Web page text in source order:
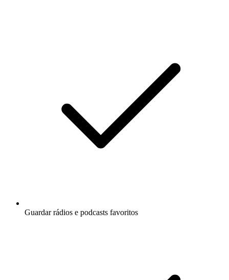
Guardar rádios e podcasts favoritos